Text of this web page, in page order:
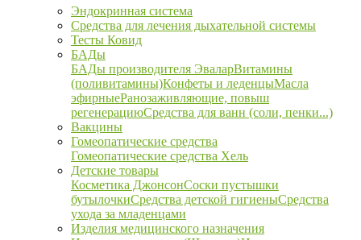
Эндокринная система
Средства для лечения дыхательной системы
Тесты Ковид
БАДы
БАДы производителя ЭваларВитамины
(поливитамины)Конфеты и леденцыМасла
эфирныеРанозаживляющие, повыш
регенерациюСредства для ванн (соли, пенки...)
Вакцины
Гомеопатические средства
Гомеопатические средства Хель
Детские товары
Косметика ДжонсонСоски пустышки
бутылочкиСредства детской гигиеныСредства
ухода за младенцами
Изделия медицинского назначения